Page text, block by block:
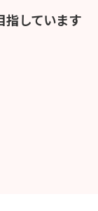
指しています